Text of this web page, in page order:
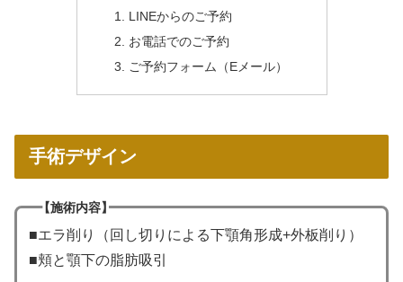
LINEからのご予約
お電話でのご予約
ご予約フォーム（Eメール）
手術デザイン
【施術内容】
■エラ削り（回し切りによる下顎角形成+外板削り）
■頬と顎下の脂肪吸引